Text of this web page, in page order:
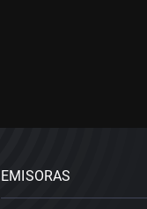
EMISORAS